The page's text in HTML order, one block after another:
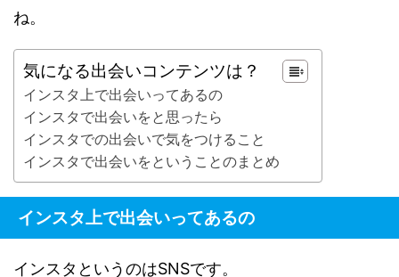
ね。
気になる出会いコンテンツは？
インスタ上で出会いってあるの
インスタで出会いをと思ったら
インスタでの出会いで気をつけること
インスタで出会いをということのまとめ
インスタ上で出会いってあるの
インスタというのはSNSです。